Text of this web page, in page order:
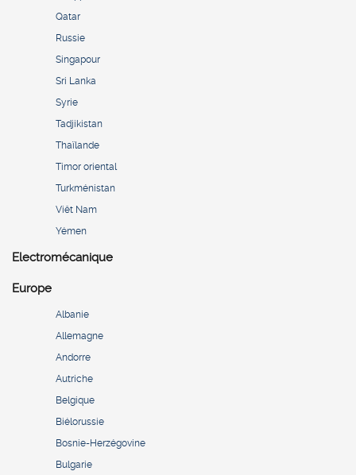
Qatar
Russie
Singapour
Sri Lanka
Syrie
Tadjikistan
Thaïlande
Timor oriental
Turkménistan
Viêt Nam
Yémen
Electromécanique
Europe
Albanie
Allemagne
Andorre
Autriche
Belgique
Biélorussie
Bosnie-Herzégovine
Bulgarie